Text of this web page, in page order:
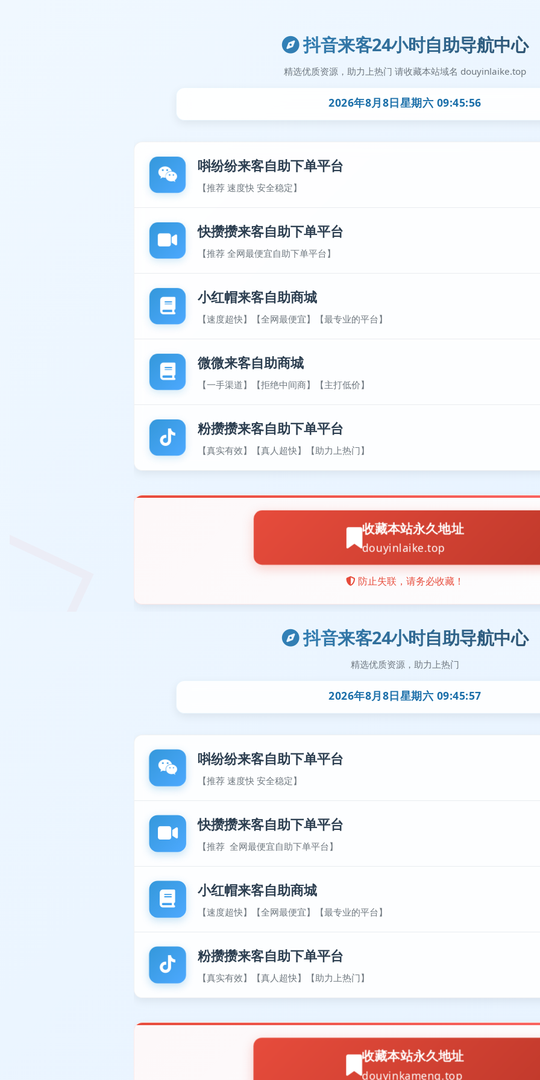
抖音来客24小时自助导航中心
精选优质资源，助力上热门
2026年8月8日星期六 09:45:58
唞纷纷来客自助下单平台
【推荐 速度快 安全稳定】
快攒攒来客自助下单平台
【推荐 全网最便宜自助下单平台】
小红帽来客自助商城
【速度超快】【全网最便宜】【最专业的平台】
粉攒攒来客自助下单平台
【真实有效】【真人超快】【助力上热门】
收藏本站永久地址
douyinkameng.top